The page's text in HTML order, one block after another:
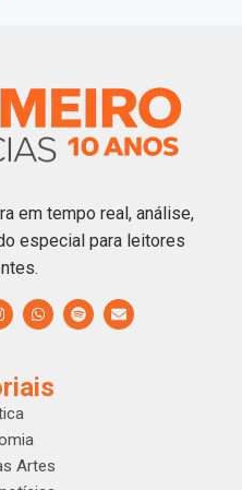
em tempo real, análise,
especial para leitores
Artes